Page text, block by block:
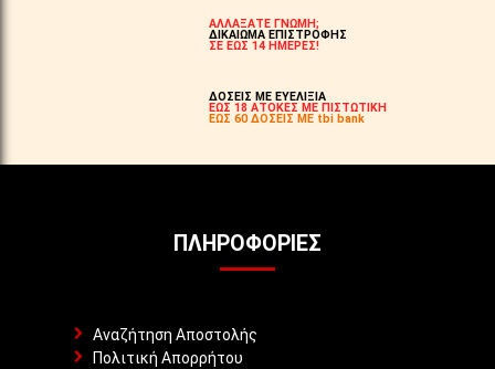
ΑΛΛΑΞΑΤΕ ΓΝΩΜΗ;
ΔΙΚΑΙΩΜΑ ΕΠΙΣΤΡΟΦΗΣ
ΣΕ ΕΩΣ 14 ΗΜΕΡΕΣ!
ΔΟΣΕΙΣ ΜΕ ΕΥΕΛΙΞΙΑ
ΕΩΣ 18 ΑΤΟΚΕΣ ΜΕ ΠΙΣΤΩΤΙΚΗ
ΕΩΣ 60 ΔΟΣΕΙΣ ΜΕ tbi bank
ΠΛΗΡΟΦΟΡΊΕΣ
Αναζήτηση Αποστολής
Πολιτική Απορρήτου